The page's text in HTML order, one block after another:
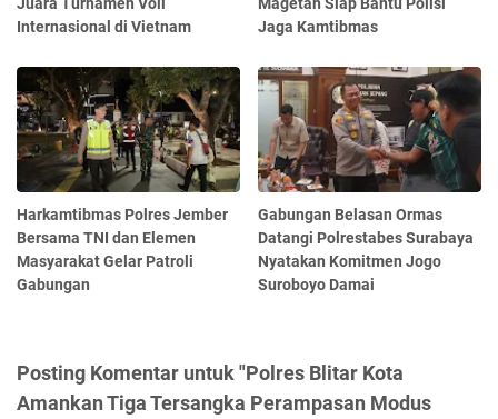
Internasional di Vietnam
Jaga Kamtibmas
Harkamtibmas Polres Jember
Bersama TNI dan Elemen
Masyarakat Gelar Patroli
Gabungan
Gabungan Belasan Ormas
Datangi Polrestabes Surabaya
Nyatakan Komitmen Jogo
Suroboyo Damai
Posting Komentar untuk "Polres Blitar Kota
Amankan Tiga Tersangka Perampasan Modus